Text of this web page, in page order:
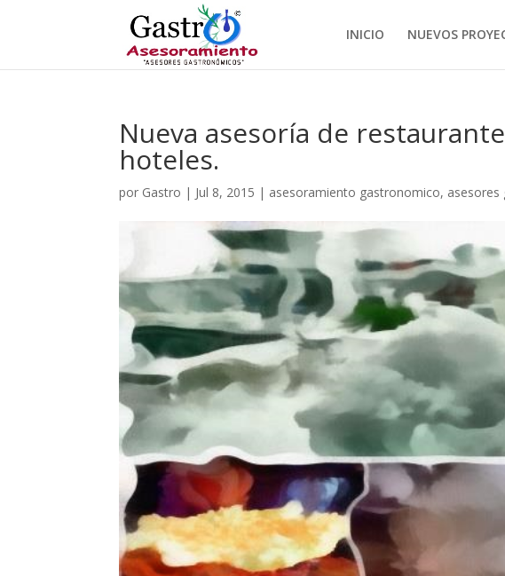
INICIO NUEVOS
Nueva asesoría de
hoteles.
por Gastro | Jul 8, 2015 | asesoramiento gastronomico, asesores